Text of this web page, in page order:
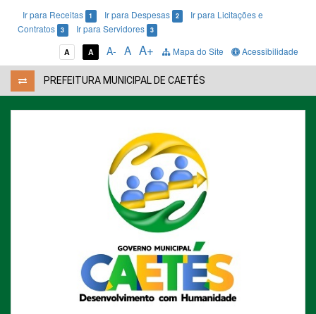
Ir para Receitas 1 Ir para Despesas 2
Ir para Licitações e
Contratos
3 Ir para Servidores 3
A A A- A A+ Mapa do Site Acessibilidade
PREFEITURA MUNICIPAL DE CAETÉS